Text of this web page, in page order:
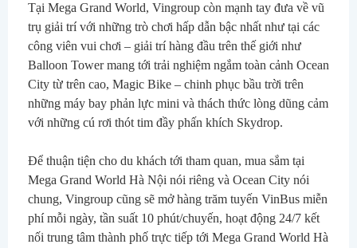
Tại Mega Grand World, Vingroup còn mạnh tay đưa về vũ
trụ giải trí với những trò chơi hấp dẫn bậc nhất như tại các
công viên vui chơi – giải trí hàng đầu trên thế giới như
Balloon Tower mang tới trải nghiệm ngắm toàn cảnh Ocean
City từ trên cao, Magic Bike – chinh phục bầu trời trên
những máy bay phản lực mini và thách thức lòng dũng cảm
với những cú rơi thót tim đầy phấn khích Skydrop.
Để thuận tiện cho du khách tới tham quan, mua sắm tại
Mega Grand World Hà Nội nói riêng và Ocean City nói
chung, Vingroup cũng sẽ mở hàng trăm tuyến VinBus miễn
phí mỗi ngày, tần suất 10 phút/chuyến, hoạt động 24/7 kết
nối trung tâm thành phố trực tiếp tới Mega Grand World Hà